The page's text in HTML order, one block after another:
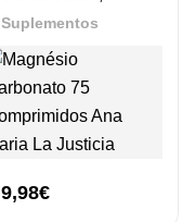
Suplementos
9,98€